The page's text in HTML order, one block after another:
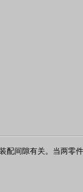
配间隙有关。当两零